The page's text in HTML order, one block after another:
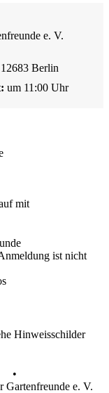
e. V.
Berlin
um 11:00 Uhr
mit
ist nicht
Hinweisschilder
•
e. V.